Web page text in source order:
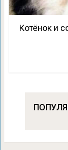
Котёнок и